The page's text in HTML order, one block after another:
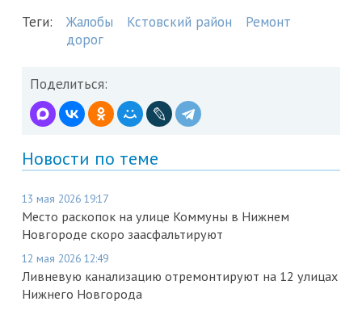
Теги: Жалобы Кстовский район
Ремонт
дорог
Поделиться:
Новости по теме
13 мая 2026 19:17
Место раскопок на улице Коммуны в Нижнем
Новгороде скоро заасфальтируют
12 мая 2026 12:49
Ливневую канализацию отремонтируют на 12 улицах
Нижнего Новгорода